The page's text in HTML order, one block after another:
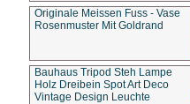
Originale Meissen Fuss - Vase
Rosenmuster Mit Goldrand
Bauhaus Tripod Steh Lampe
Holz Dreibein Spot Art Deco
Vintage Design Leuchte